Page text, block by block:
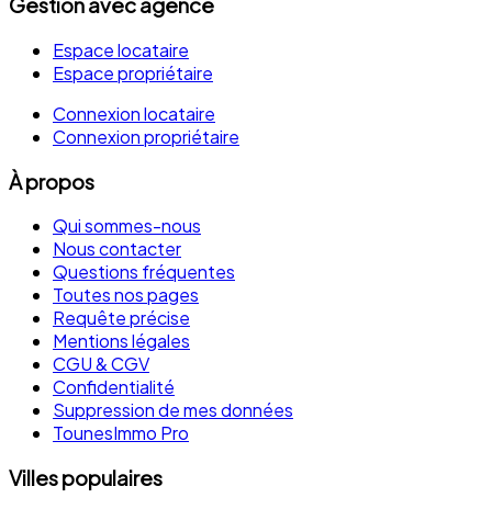
Gestion avec agence
Espace locataire
Espace propriétaire
Connexion locataire
Connexion propriétaire
À propos
Qui sommes-nous
Nous contacter
Questions fréquentes
Toutes nos pages
Requête précise
Mentions légales
CGU & CGV
Confidentialité
Suppression de mes données
TounesImmo Pro
Villes populaires